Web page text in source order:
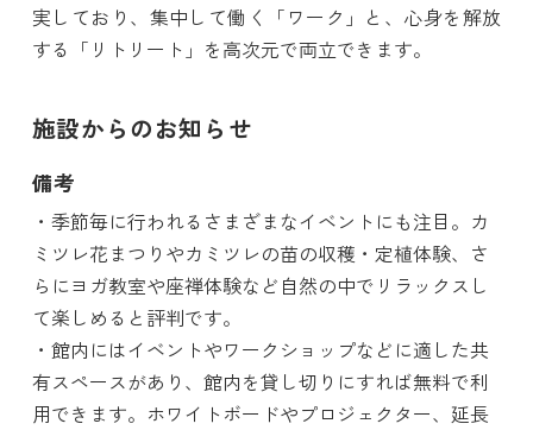
実しており、集中して働く「ワーク」と、心身を解放
する「リトリート」を高次元で両立できます。
施設からのお知らせ
備考
・季節毎に行われるさまざまなイベントにも注目。カ
ミツレ花まつりやカミツレの苗の収穫・定植体験、さ
らにヨガ教室や座禅体験など自然の中でリラックスし
て楽しめると評判です。
・館内にはイベントやワークショップなどに適した共
有スペースがあり、館内を貸し切りにすれば無料で利
用できます。ホワイトボードやプロジェクター、延長